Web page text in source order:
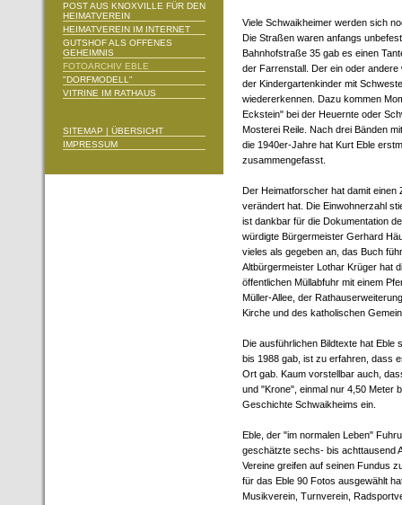
POST AUS KNOXVILLE FÜR DEN
HEIMATVEREIN
HEIMATVEREIN IM INTERNET
GUTSHOF ALS OFFENES
GEHEIMNIS
FOTOARCHIV EBLE
"DORFMODELL"
VITRINE IM RATHAUS
SITEMAP | ÜBERSICHT
IMPRESSUM
Viele Schwaikheimer werden sich
Die Straßen waren anfangs
Bahnhofstraße 35 gab es einen
der Farrenstall. Der ein oder
der Kindergartenkinder mit
wiedererkennen. Dazu kommen
Eckstein" bei der Heuernte oder
Mosterei Reile. Nach drei Bänden
die 1940er-Jahre hat Kurt Eble
zusammengefasst.
Der Heimatforscher hat damit einen
verändert hat. Die Einwohnerzahl
ist dankbar für die Dokumentation
würdigte Bürgermeister Gerhard
vieles als gegeben an, das Buch
Altbürgermeister Lothar Krüger hat
öffentlichen Müllabfuhr mit einem
Müller-Allee, der
Kirche und des katholischen
Die ausführlichen Bildtexte hat Eble
bis 1988 gab, ist zu erfahren, dass
Ort gab. Kaum vorstellbar auch,
und "Krone", einmal nur 4,50 Meter
Geschichte Schwaikheims ein.
Eble, der "im normalen Leben"
geschätzte sechs- bis achttausend
Vereine greifen auf seinen Fundus
für das Eble 90 Fotos ausgewählt
Musikverein, Turnverein,